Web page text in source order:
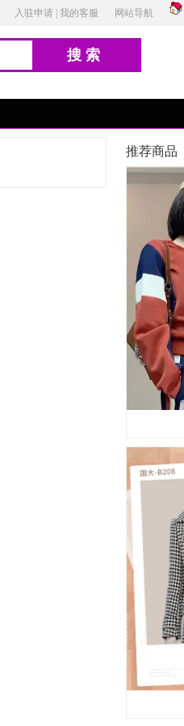
入驻申请 我的客服 网站导航
搜索
推荐商品